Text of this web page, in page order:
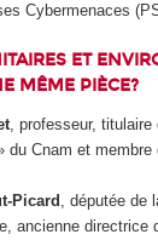
Cybermenaces
ET
MÊME PIÈCE?
, professeur,
du Cnam et
Picard, députée de
ancienne directrice